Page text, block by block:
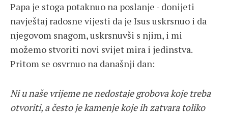
Papa je stoga potaknuo na poslanje - donijeti
navještaj radosne vijesti da je Isus uskrsnuo i da
njegovom snagom, uskrsnuvši s njim, i mi
možemo stvoriti novi svijet mira i jedinstva.
Pritom se osvrnuo na današnji dan:
Ni u naše vrijeme ne nedostaje grobova koje treba
otvoriti, a često je kamenje koje ih zatvara toliko